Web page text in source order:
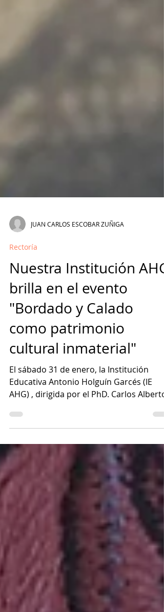
JUAN CARLOS ESCOBAR ZUÑIGA
Rectoría
Nuestra Institución AHG
brilla en el evento
"Bordado y Calado
como patrimonio
cultural inmaterial"
El sábado 31 de enero, la Institución
Educativa Antonio Holguín Garcés (IE
AHG) , dirigida por el PhD. Carlos Alberto
Cardona Echeverry , participó
Calado como patrimonio cultural
inmaterial", organizado por la
Gobernación del Valle del Cauca y la
Alcaldía de Cartago en la Cámara de
Comercio. Esta participación fortaleció
nuestro compromiso con la formación
integral , articulando la preservación del
patrimonio artesanal vallecaucano con la